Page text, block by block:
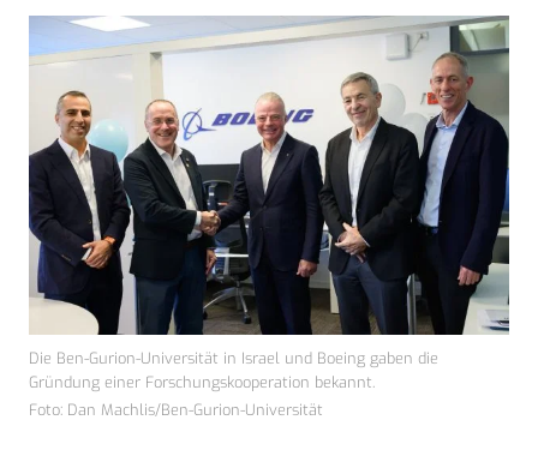
Die Ben-Gurion-Universität in Israel und Boeing gaben die
Gründung einer Forschungskooperation bekannt.
Foto: Dan Machlis/Ben-Gurion-Universität